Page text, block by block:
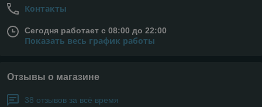
Контакты
Сегодня работает с 08:00 до 22:00
Показать весь график работы
Отзывы о магазине
38 отзывов за всё время